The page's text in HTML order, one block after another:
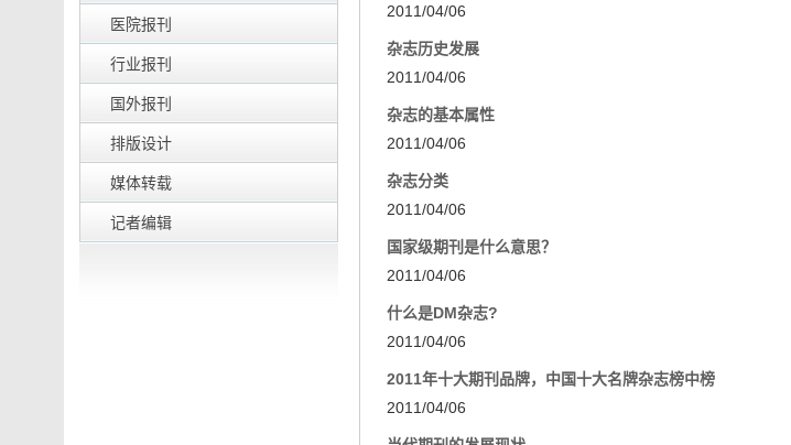
医院报刊
行业报刊
国外报刊
排版设计
媒体转载
记者编辑
2011/04/06
杂志历史发展
2011/04/06
杂志的基本属性
2011/04/06
杂志分类
2011/04/06
国家级期刊是什么意思？
2011/04/06
什么是DM杂志?
2011/04/06
2011年十大期刊品牌，中国十大名牌杂志榜中榜
2011/04/06